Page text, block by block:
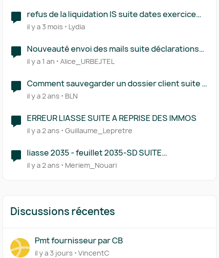
refus de la liquidation IS suite dates exercice
erronné
il y a 3 mois Lydia
Nouveauté envoi des mails suite déclarations
de tva
il y a 1 an Alice_URBEJTEL
Comment sauvegarder un dossier client suite à
un départ
il y a 2 ans BLN
ERREUR LIASSE SUITE A REPRISE DES IMMOS
il y a 2 ans Guillaume_Lepretre
liasse 2035 - feuillet 2035-SD SUITE
immobilisation absent
il y a 2 ans Meriem_Nouari
Discussions récentes
Pmt fournisseur par CB
il y a 3 jours VincentC